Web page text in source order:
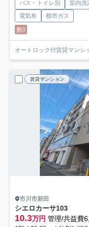
バス・トイレ別 室内洗
電気有
都市ガス
敷0
オートロック付賃貸マン
賃貸マンション
市川市新田
シエロカーサ103
10.3万円 管理/共益費